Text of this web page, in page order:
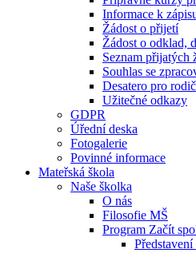
Informace k
Žádost o přijetí
Žádost o odklad,
Seznam přijatých
Souhlas se
Desatero pro
Užitečné odkazy
GDPR
Úřední deska
Fotogalerie
Povinné informace
Mateřská škola
Naše školka
O nás
Filosofie MŠ
Program Začít